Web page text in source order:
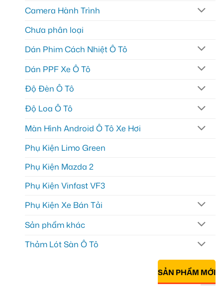
Camera Hành Trình
Chưa phân loại
Dán Phim Cách Nhiệt Ô Tô
Dán PPF Xe Ô Tô
Độ Đèn Ô Tô
Độ Loa Ô Tô
Màn Hình Android Ô Tô Xe Hơi
Phụ Kiện Limo Green
Phụ Kiện Mazda 2
Phụ Kiện Vinfast VF3
Phụ Kiện Xe Bán Tải
Sản phẩm khác
Thảm Lót Sàn Ô Tô
SẢN PHẨM MỚI